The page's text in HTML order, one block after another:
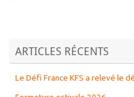
ARTICLES RÉCENTS
Le Défi France KFS a relevé le